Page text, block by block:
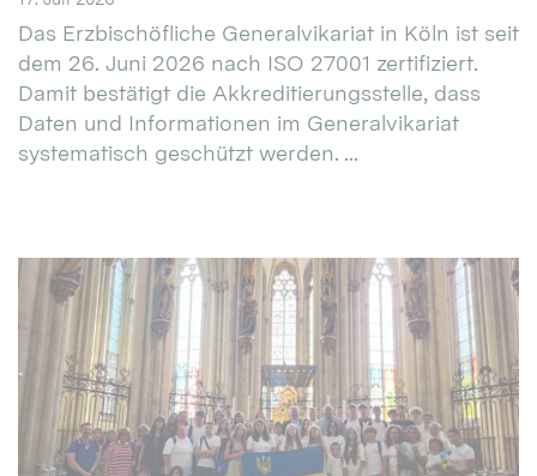
Das Erzbischöfliche Generalvikariat in Köln ist seit
dem 26. Juni 2026 nach ISO 27001 zertifiziert.
Damit bestätigt die Akkreditierungsstelle, dass
Daten und Informationen im Generalvikariat
systematisch geschützt werden. ...